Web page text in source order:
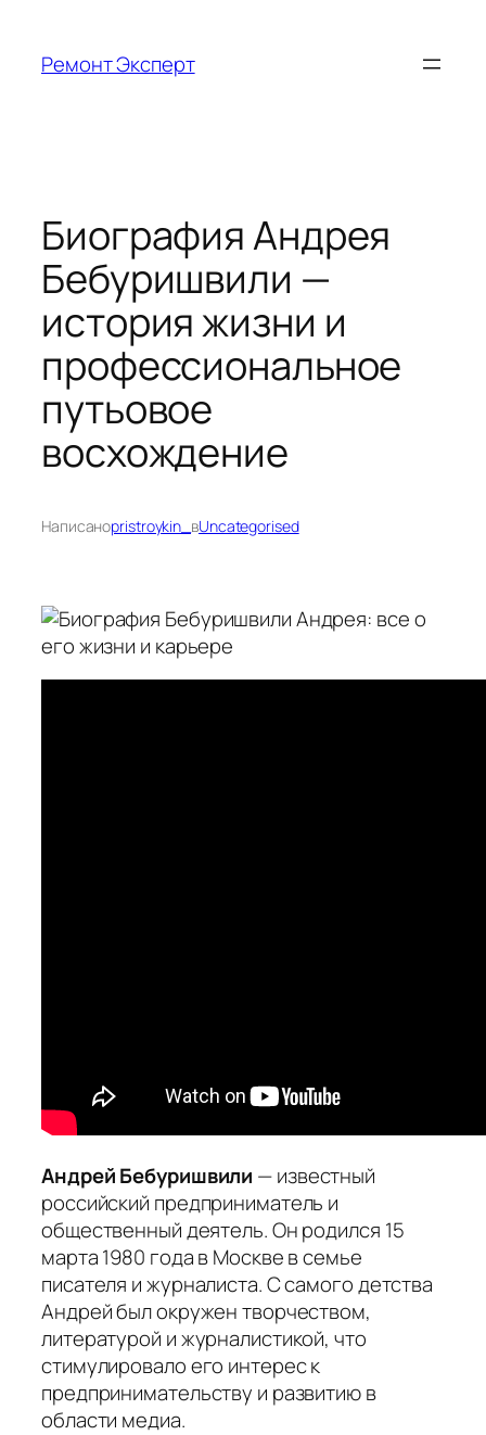
содержимому
Ремонт Эксперт
Биография Андрея
Бебуришвили —
история жизни и
профессиональное
путьовое
восхождение
Написаноpristroykin_ вUncategorised
Андрей Бебуришвили — известный
российский предприниматель и
общественный деятель. Он родился 15
марта 1980 года в Москве в семье
писателя и журналиста. С самого детства
Андрей был окружен творчеством,
литературой и журналистикой, что
стимулировало его интерес к
предпринимательству и развитию в
области медиа.